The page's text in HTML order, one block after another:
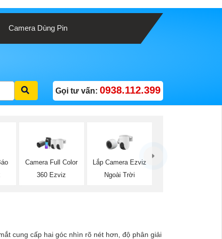
Camera Dùng Pin
Gọi tư vấn: 0938.112.399
Camera Full Color
360 Ezviz
Lắp Camera Ezviz
Ngoài Trời
cung cấp hai góc nhìn rõ nét hơn, độ phân giải